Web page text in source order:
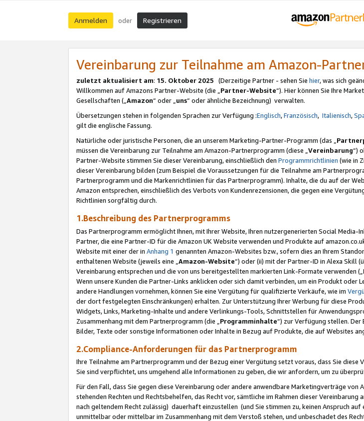
Anmelden oder Registrieren
Vereinbarung zur Teilnahme am Amazon-
zuletzt aktualisiert am: 15. Oktober 2025 (Derzeitige Partner - sehen Sie hier, was sich
Willkommen auf Amazons Partner-Website (die „Partner-Website“). Hier können Sie Ihre
Gesellschaften („Amazon“ oder „uns“ oder ähnliche Bezeichnung) verwalten.
Übersetzungen stehen in folgenden Sprachen zur Verfügung :Englisch,Französisch, Italienisch,
gilt die englische Fassung.
Natürliche oder juristische Personen, die an unserem Marketing-Partner-Programm (das „
müssen die Vereinbarung zur Teilnahme am Amazon-Partnerprogramm (diese „Vereinbarung“)
Partner-Website stimmen Sie dieser Vereinbarung, einschließlich den Programmrichtlinien (wie in
dieser Vereinbarung bilden (zum Beispiel die Voraussetzungen für die Teilnahme am
Partnerprogramm und die Markenrichtlinien für das Partnerprogramm). Inhalte, die du auf der
Amazon entsprechen, einschließlich des Verbots von Kundenrezensionen, die gegen eine
Richtlinien sorgfältig durch.
1.Beschreibung des Partnerprogramms
Das Partnerprogramm ermöglicht Ihnen, mit Ihrer Website, Ihren nutzergenerierten Social
Partner, die eine Partner-ID für die Amazon UK Website verwenden und Produkte auf
Website mit einer der in Anhang 1 genannten Amazon-Websites bzw., sofern dies an Ihrem
enthaltenen Website (jeweils eine „ Amazon-Website“) oder (ii) mit der Partner-ID in Alexa Skill
Vereinbarung entsprechen und die von uns bereitgestellten markierten Link-Formate verwenden („
Wenn unsere Kunden die Partner-Links anklicken oder sich damit verbinden, um ein Produkt
andere Handlungen vornehmen, können Sie eine Vergütung für qualifizierte Verkäufe, wie im
der dort festgelegten Einschränkungen) erhalten. Zur Unterstützung Ihrer Werbung für diese
Widgets, Links, Marketing-Inhalte und andere Verlinkungs-Tools, Schnittstellen für
Zusammenhang mit dem Partnerprogramm (die „ Programminhalte“) zur Verfügung stellen.
Bilder, Texte oder sonstige Informationen oder Inhalte in Bezug auf Produkte, die auf Websites
2.Compliance-Anforderungen für das Partnerprogramm
Ihre Teilnahme am Partnerprogramm und der Bezug einer Vergütung setzt voraus, dass Sie diese
Sie sind verpflichtet, uns umgehend alle Informationen zu geben, die wir anfordern, um zu
Für den Fall, dass Sie gegen diese Vereinbarung oder andere anwendbare Marketingverträge
stehenden Rechten und Rechtsbehelfen, das Recht vor, sämtliche im Rahmen dieser
nach geltendem Recht zulässig) dauerhaft einzustellen (und Sie stimmen zu, keinen Anspruch
unmittelbar oder mittelbar im Zusammenhang mit dem Verstoß stehen, und unbeschadet des